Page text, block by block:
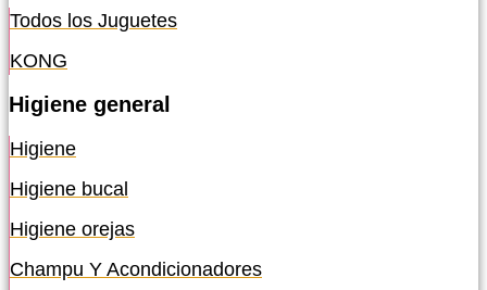
Todos los Juguetes
KONG
Higiene general
Higiene
Higiene bucal
Higiene orejas
Champu Y Acondicionadores